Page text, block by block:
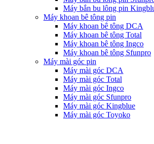
Máy bắn bu lông pin
Máy khoan bê tông pin
Máy khoan bê tông DCA
Máy khoan bê tông Total
Máy khoan bê tông Ingco
Máy khoan bê tông Sfunpro
Máy mài góc pin
Máy mài góc DCA
Máy mài góc Total
Máy mài góc Ingco
Máy mài góc Sfunpro
Máy mài góc Kingblue
Máy mài góc Toyoko